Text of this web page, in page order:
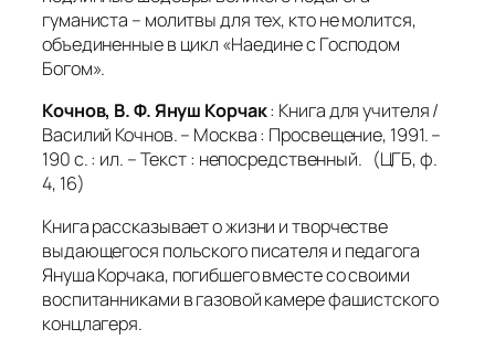
гуманиста – молитвы для тех, кто не молится,
объединенные в цикл «Наедине с Господом
Богом».
Кочнов, В. Ф. Януш Корчак: Книга для учителя /
Василий Кочнов. – Москва : Просвещение, 1991. –
190 с. : ил. – Текст : непосредственный. (ЦГБ, ф.
4, 16)
Книга рассказывает о жизни и творчестве
выдающегося польского писателя и педагога
Януша Корчака, погибшего вместе со своими
воспитанниками в газовой камере фашистского
концлагеря.